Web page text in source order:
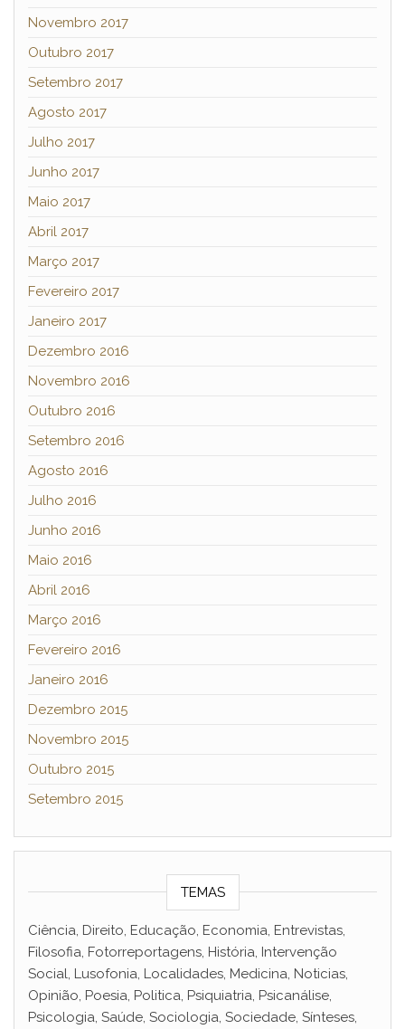
Novembro 2017
Outubro 2017
Setembro 2017
Agosto 2017
Julho 2017
Junho 2017
Maio 2017
Abril 2017
Março 2017
Fevereiro 2017
Janeiro 2017
Dezembro 2016
Novembro 2016
Outubro 2016
Setembro 2016
Agosto 2016
Julho 2016
Junho 2016
Maio 2016
Abril 2016
Março 2016
Fevereiro 2016
Janeiro 2016
Dezembro 2015
Novembro 2015
Outubro 2015
Setembro 2015
TEMAS
Ciência, Direito, Educação, Economia, Entrevistas,
Filosofia, Fotorreportagens, História, Intervenção
Social, Lusofonia, Localidades, Medicina, Noticias,
Opinião, Poesia, Politica, Psiquiatria, Psicanálise,
Psicologia, Saúde, Sociologia, Sociedade, Sínteses,